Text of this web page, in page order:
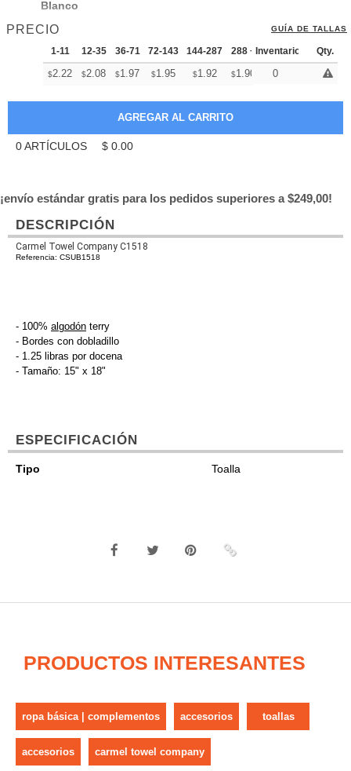
Blanco
PRECIO GUÍA DE TALLAS
1-11 12-35 36-71 72-143 144-287 288 + Más
Inventario Qty.
$2.22 $2.08 $1.97 $1.95 $1.92 $1.90 +
0
0ARTÍCULOS $ 0.00
¡envío estándar gratis para los pedidos superiores a $249,00!
DESCRIPCIÓN
Carmel Towel Company C1518
Referencia: CSUB1518
- 100% algodón terry
- Bordes con dobladillo
- 1.25 libras por docena
- Tamaño: 15" x 18"
ESPECIFICACIÓN
Tipo Toalla
PRODUCTOS INTERESANTES
ropa básica | complementos accesorios toallas
accesorios carmel towel company